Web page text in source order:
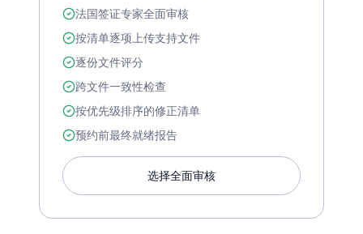
法国签证专家全面审核
按清单逐项上传支持文件
逐份文件评分
跨文件一致性检查
按优先级排序的修正清单
预约前最终就绪报告
选择全面审核